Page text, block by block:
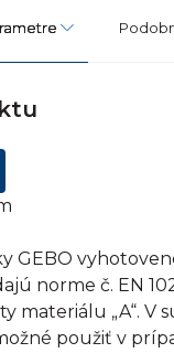
GEBO
norme č. EN
materiálu „A“. V
použiť v